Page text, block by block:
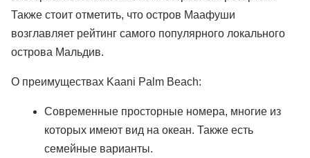
Также стоит отметить, что остров Маафуши
возглавляет рейтинг самого популярного локального
острова Мальдив.
О преимуществах Kaani Palm Beach:
Современные просторные номера, многие из
которых имеют вид на океан. Также есть
семейные варианты.